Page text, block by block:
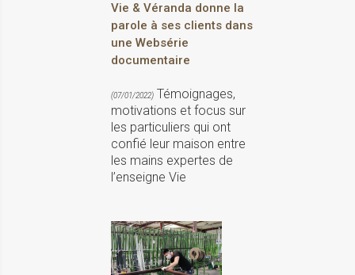
Vie & Véranda donne la
parole à ses clients dans
une Websérie
documentaire
(07/01/2022) Témoignages,
motivations et focus sur
les particuliers qui ont
confié leur maison entre
les mains expertes de
l’enseigne Vie